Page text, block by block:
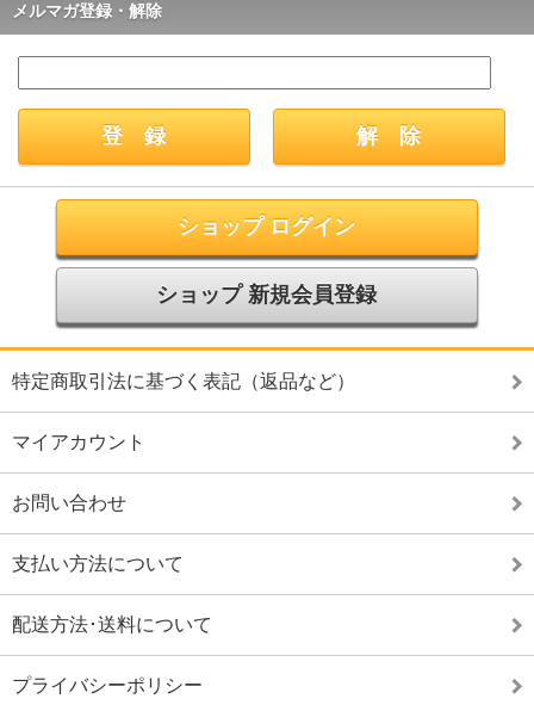
メルマガ登録・解除
ショップ ログイン
ショップ 新規会員登録
特定商取引法に基づく表記（返品など）
マイアカウント
お問い合わせ
支払い方法について
配送方法･送料について
プライバシーポリシー